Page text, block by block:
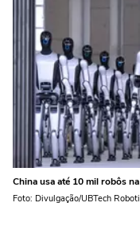
China usa até 10 mil robôs
Foto: Divulgação/UBTech